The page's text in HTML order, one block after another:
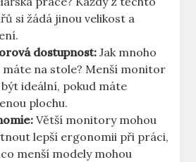
si žádá jinou‌ velikost ⁢a
dostupnost: Jak mnoho
na stole? Menší ‌monitor
ideální, pokud máte
plochu.
Větší monitory mohou
lepší⁣ ergonomii při práci,
menší ⁢modely mohou